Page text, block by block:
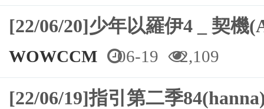
[22/06/20]少年以羅伊4 _ 契機
WOWCCM 06-19 2,109
[22/06/19]指引第二季